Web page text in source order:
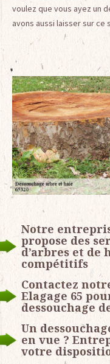
voulez que vous ayez un
avons aussi laisser sur
Notre
propose des
d’arbres et de
compétitifs
Contactez
Elagage 65
dessouchage
Un
en vue ?
votre